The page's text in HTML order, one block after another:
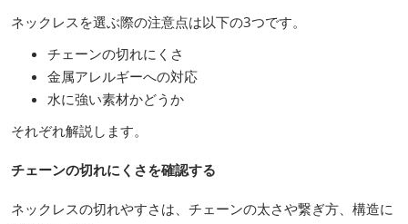
ネックレスを選ぶ際の注意点は以下の3つです。
チェーンの切れにくさ
金属アレルギーへの対応
水に強い素材かどうか
それぞれ解説します。
チェーンの切れにくさを確認する
ネックレスの切れやすさは、チェーンの太さや繋ぎ方、構造に